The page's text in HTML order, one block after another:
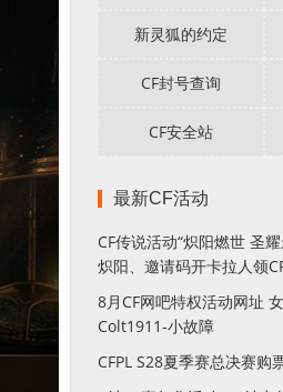
新灵狐的约定
CF封号查询
CF安全站
最新CF活动
CF传说活动“炽阳燃世 圣
炽阳、邀请码开卡拉人领
8月CF网吧特权活动网址
Colt1911-小故障
CFPL S28夏季赛总决赛购